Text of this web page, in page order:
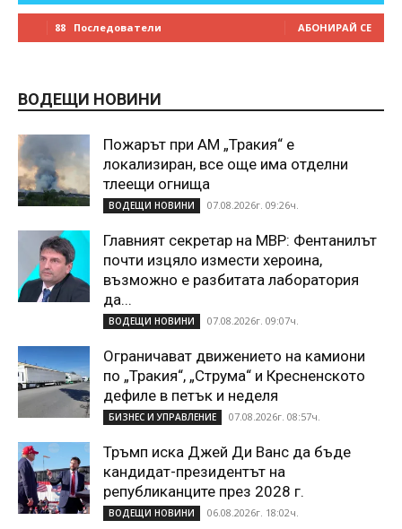
88 Последователи АБОНИРАЙ СЕ
ВОДЕЩИ НОВИНИ
Пожарът при АМ „Тракия“ е
локализиран, все още има отделни
тлеещи огнища
ВОДЕЩИ НОВИНИ 07.08.2026г. 09:26ч.
Главният секретар на МВР: Фентанилът
почти изцяло измести хероина,
възможно е разбитата лаборатория
да...
ВОДЕЩИ НОВИНИ 07.08.2026г. 09:07ч.
Ограничават движението на камиони
по „Тракия“, „Струма“ и Кресненското
дефиле в петък и неделя
БИЗНЕС И УПРАВЛЕНИЕ 07.08.2026г. 08:57ч.
Тръмп иска Джей Ди Ванс да бъде
кандидат-президентът на
републиканците през 2028 г.
ВОДЕЩИ НОВИНИ 06.08.2026г. 18:02ч.